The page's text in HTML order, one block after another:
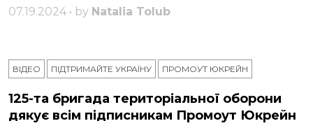
07.19.2024 • by Natalia Tolub
ВІДЕО ПІДТРИМАЙТЕ УКРАЇНУ ПРОМОУТ ЮКРЕЙН
125-та бригада територіальної оборони
дякує всім підписникам Промоут Юкрейн